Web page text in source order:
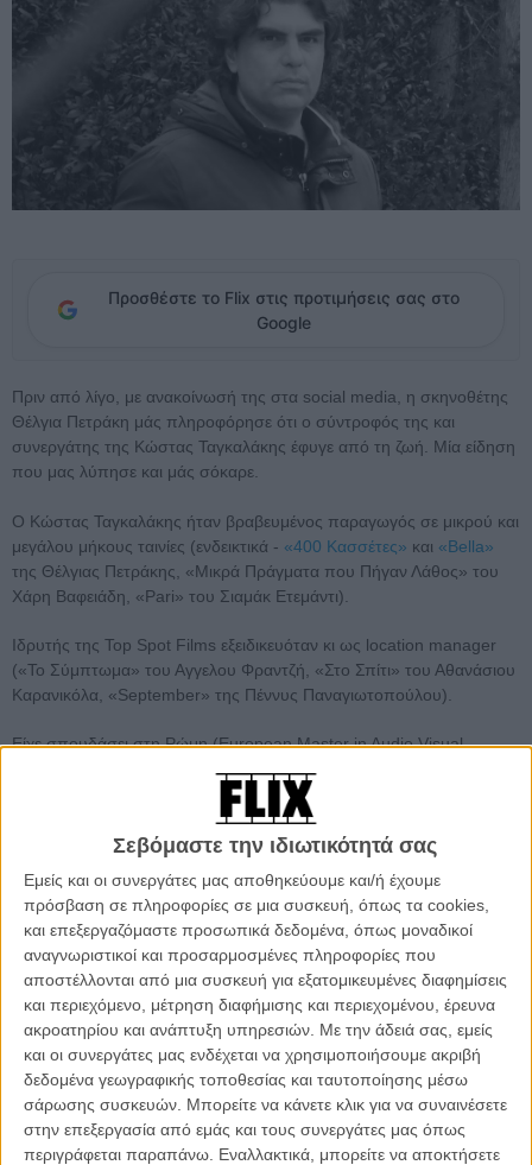
Σεβόμαστε την ιδιωτικότητά σας
Εμείς και οι συνεργάτες μας αποθηκεύουμε και/ή έχουμε
πρόσβαση σε πληροφορίες σε μια συσκευή, όπως τα cookies,
και επεξεργαζόμαστε προσωπικά δεδομένα, όπως μοναδικοί
αναγνωριστικοί και προσαρμοσμένες πληροφορίες που
αποστέλλονται από μια συσκευή για εξατομικευμένες διαφημίσεις
και περιεχόμενο, μέτρηση διαφήμισης και περιεχομένου, έρευνα
ακροατηρίου και ανάπτυξη υπηρεσιών. Με την άδειά σας, εμείς
και οι συνεργάτες μας ενδέχεται να χρησιμοποιήσουμε ακριβή
δεδομένα γεωγραφικής τοποθεσίας και ταυτοποίησης μέσω
σάρωσης συσκευών. Μπορείτε να κάνετε κλικ για να συναινέσετε
στην επεξεργασία από εμάς και τους συνεργάτες μας όπως
περιγράφεται παραπάνω. Εναλλακτικά, μπορείτε να αποκτήσετε
Προσθέστε το Flix στις προτιμήσεις σας στο
Google
Πριν από λίγο, με ανακοίνωσή της στα social media, η σκηνοθέτης
Θέλγια Πετράκη μάς πληροφόρησε ότι ο σύντροφός της και
συνεργάτης της Κώστας Ταγκαλάκης έφυγε από τη ζωή. Μία είδηση
που μας λύπησε και μάς σόκαρε.
Ο Κώστας Ταγκαλάκης ήταν βραβευμένος παραγωγός σε μικρού και
μεγάλου μήκους ταινίες (ενδεικτικά - «400 Κασσέτες» και «Bella»
της Θέλγιας Πετράκης, «Μικρά Πράγματα που Πήγαν Λάθος» του
Χάρη Βαφειάδη, «Pari» του Σιαμάκ Ετεμάντι).
Ιδρυτής της Top Spot Films εξειδικευόταν κι ως location manager
(«Το Σύμπτωμα» του Αγγελου Φραντζή, «Στο Σπίτι» του Αθανάσιου
Καρανικόλα, «September» της Πέννυς Παναγιωτοπούλου).
Είχε σπουδάσει στη Ρώμη (European Master in Audio Visual